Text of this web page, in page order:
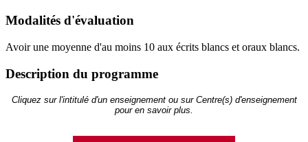
Modalités d'évaluation
Avoir une moyenne d'au moins 10 aux écrits blancs et oraux blancs.
Description du programme
Cliquez sur l'intitulé d'un enseignement ou sur Centre(s) d'enseignement
pour en savoir plus.